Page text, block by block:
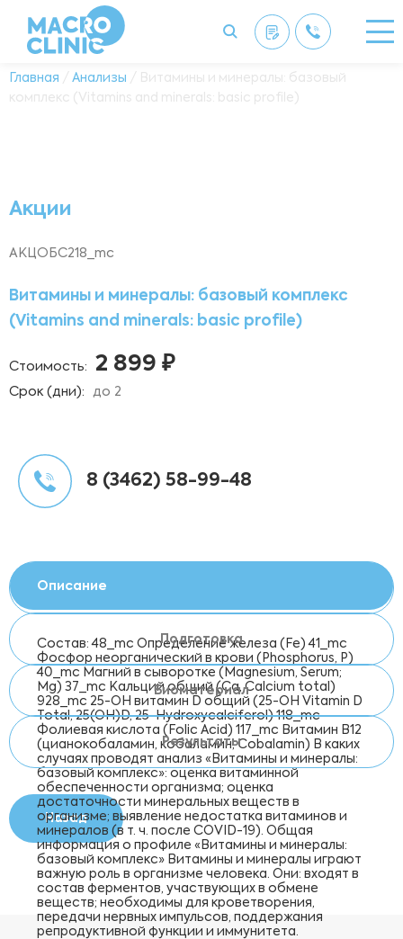
Главная / Анализы / Витамины и минералы: базовый
комплекс (Vitamins and minerals: basic profile)
Акции
АКЦОБС218_mc
Витамины и минералы: базовый комплекс
(Vitamins and minerals: basic profile)
Стоимость: 2 899 ₽
Срок (дни): до 2
8 (3462) 58-99-48
Описание
Состав: 48_mc Определение железа (Fe) 41_mc
Фосфор неорганический в крови (Phosphorus, P)
40_mc Магний в сыворотке (Magnesium, Serum;
Мg) 37_mc Кальций общий (Ca, Calcium total)
928_mc 25-OH витамин D общий (25-OH Vitamin D
Total, 25(OH)D, 25-Hydroxycalciferol) 118_mc
Фолиевая кислота (Folic Acid) 117_mc Витамин B12
(цианокобаламин, кобаламин, Cobalamin) В каких
случаях проводят анализ «Витамины и минералы:
базовый комплекс»: оценка витаминной
обеспеченности организма; оценка
достаточности минеральных веществ в
организме; выявление недостатка витаминов и
минералов (в т. ч. после COVID-19). Общая
информация о профиле «Витамины и минералы:
базовый комплекс» Витамины и минералы играют
важную роль в организме человека. Они: входят в
состав ферментов, участвующих в обмене
веществ; необходимы для кроветворения,
передачи нервных импульсов, поддержания
репродуктивной функции и иммунитета.
Подготовка
Биоматериал
Результаты
Назад